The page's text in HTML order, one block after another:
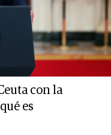
con la
es